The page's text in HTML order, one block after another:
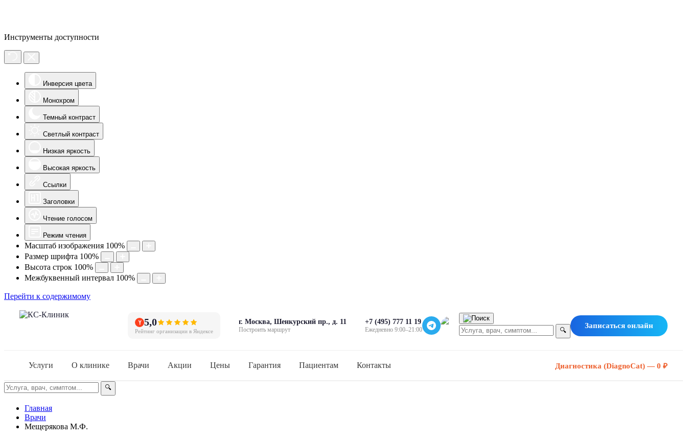
Инструменты доступности
Инверсия цвета
Монохром
Темный контраст
Светлый контраст
Низкая яркость
Высокая яркость
Ссылки
Заголовки
Чтение голосом
Режим чтения
Масштаб изображения 100%
Размер шрифта 100%
Высота строк 100%
Межбуквенный интервал 100%
Перейти к содержимому
5,0
Рейтинг организации в Яндексе
г. Москва, Шенкурский пр., д. 11
Построить маршрут
+7 (495) 777 11 19
Ежедневно 9:00–21:00 🔍
Записаться онлайн
Услуги О клинике Врачи Акции Цены Гарантия Пациентам Контакты Диагностика (DiagnoCat) — 0 ₽
🔍
Главная
Врачи
Мещерякова М.Ф.